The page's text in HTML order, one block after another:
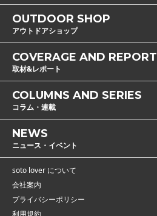
OUTDOOR SHOP
アウトドアショップ
COVERAGE AND REPORT
取材&レポート
COLUMNS AND SERIES
コラム・連載
NEWS
ニュース・イベント
soto lover について
会社案内
プライバシーポリシー
利用規約